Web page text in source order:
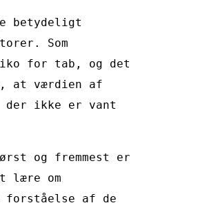
betydeligt
Som
for tab, og det
at værdien af
ikke er vant
og fremmest er
lære om
forståelse af de